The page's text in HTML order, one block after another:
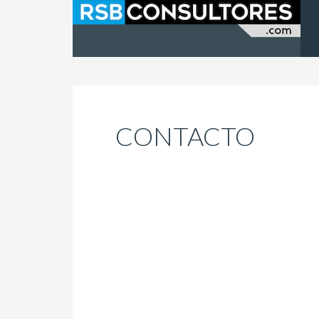
CONTACTO